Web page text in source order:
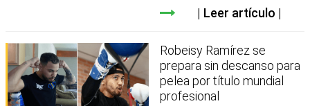
Leer artículo
Robeisy Ramírez se
prepara sin descanso para
pelea por título mundial
profesional